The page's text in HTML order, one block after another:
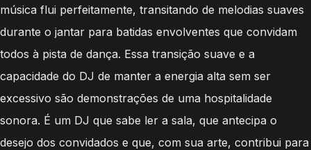
música flui perfeitamente, transitando de melodias suaves
durante o jantar para batidas envolventes que convidam
todos à pista de dança. Essa transição suave e a
capacidade do DJ de manter a energia alta sem ser
excessivo são demonstrações de uma hospitalidade
sonora. É um DJ que sabe ler a sala, que antecipa o
desejo dos convidados e que, com sua arte, contribui para